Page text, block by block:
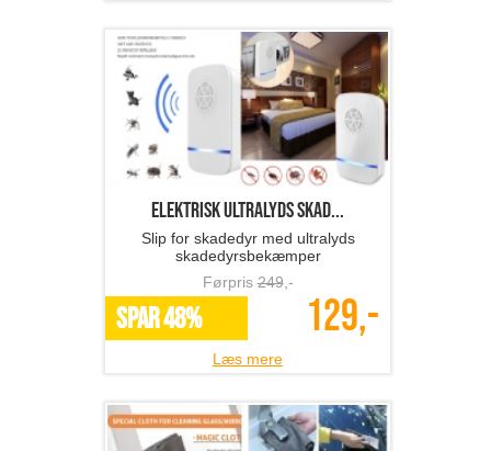
Elektrisk ultralyds skad...
Slip for skadedyr med ultralyds
skadedyrsbekæmper
Førpris249,-
SPAR 48% 129,-
Læs mere